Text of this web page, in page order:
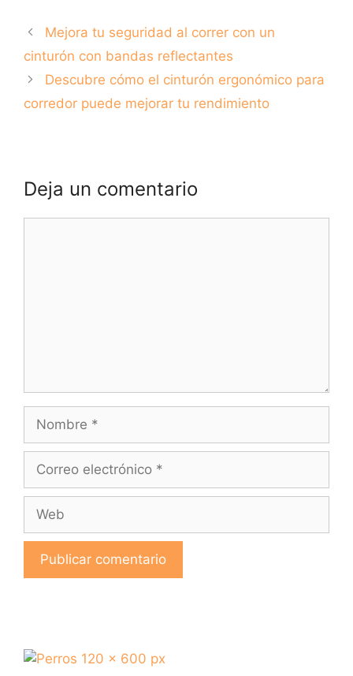
Mejora tu seguridad al correr con un
cinturón con bandas reflectantes
Descubre cómo el cinturón ergonómico para
corredor puede mejorar tu rendimiento
Deja un comentario